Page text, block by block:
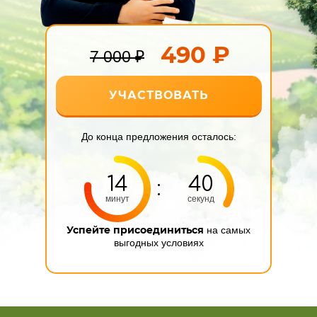
УЧАСТВОВАТЬ
14
минут : 40
секунд
До конца предложения осталось:
Успейте присоединиться на самых
выгодных условиях
490 ₽
7 000 ₽